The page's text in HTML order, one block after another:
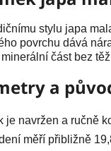
stylu japa
povrchu dává
část bez
a
je navržen a ručně
měří přibližně